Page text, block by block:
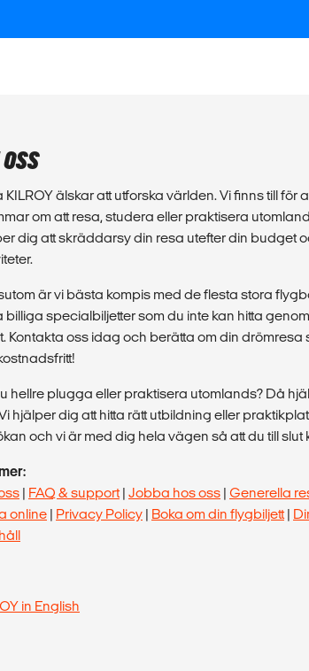
KILROY älskar att utforska världen. Vi finns till
om att resa, studera eller praktisera
dig att skräddarsy din resa utefter din budget
är vi bästa kompis med de flesta stora
billiga specialbiljetter som du inte kan hitta
Kontakta oss idag och berätta om din drömresa
hellre plugga eller praktisera utomlands? Då
hjälper dig att hitta rätt utbildning eller
och vi är med dig hela vägen så att du till slut
| FAQ & support| Jobba hos oss | Generella
online | Privacy Policy | Boka om din flygbiljett|
in English